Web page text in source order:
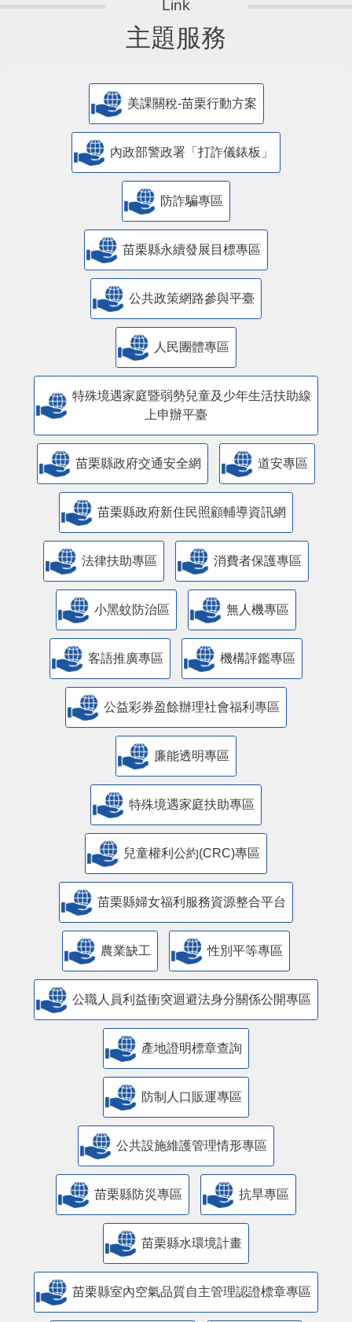
主題服務
美課關稅-苗栗行動方案
內政部警政署「打詐儀錶板」
防詐騙專區
苗栗縣永續發展目標專區
公共政策網路參與平臺
人民團體專區
特殊境遇家庭暨弱勢兒童及少年生活扶助線
上申辦平臺
苗栗縣政府交通安全網 道安專區
苗栗縣政府新住民照顧輔導資訊網
法律扶助專區 消費者保護專區
小黑蚊防治區 無人機專區
客語推廣專區 機構評鑑專區
公益彩券盈餘辦理社會福利專區
廉能透明專區
特殊境遇家庭扶助專區
兒童權利公約(CRC)專區
苗栗縣婦女福利服務資源整合平台
農業缺工 性別平等專區
公職人員利益衝突迴避法身分關係公開專區
產地證明標章查詢
防制人口販運專區
​公共設施維護管理情形專區
苗栗縣防災專區 抗旱專區
苗栗縣水環境計畫
苗栗縣室內空氣品質自主管理認證標章專區